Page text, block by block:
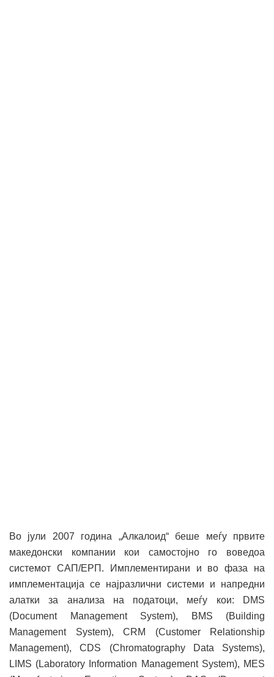
Во јули 2007 година „Алкалоид“ беше меѓу првите
македонски компании кои самостојно го воведоа
системот САП/ЕРП. Имплементирани и во фаза на
имплементација се најразлични системи и напредни
алатки за анализа на податоци, меѓу кои: DMS
(Document Management System), BMS (Building
Management System), CRM (Customer Relationship
Management), CDS (Chromatography Data Systems),
LIMS (Laboratory Information Management System), MES